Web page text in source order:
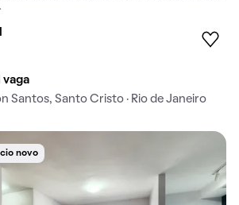
vaga
Santos, Santo Cristo · Rio de Janeiro
novo